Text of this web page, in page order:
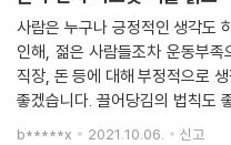
사람은 누구나 긍정적인 생각도 하고
인해, 젊은 사람들조차 운동부
직장, 돈 등에 대해 부정적으로 생각하게 되다
좋겠습니다. 끌어당김의 법칙도 좋지만,
b*****x 2021.10.06. 신고